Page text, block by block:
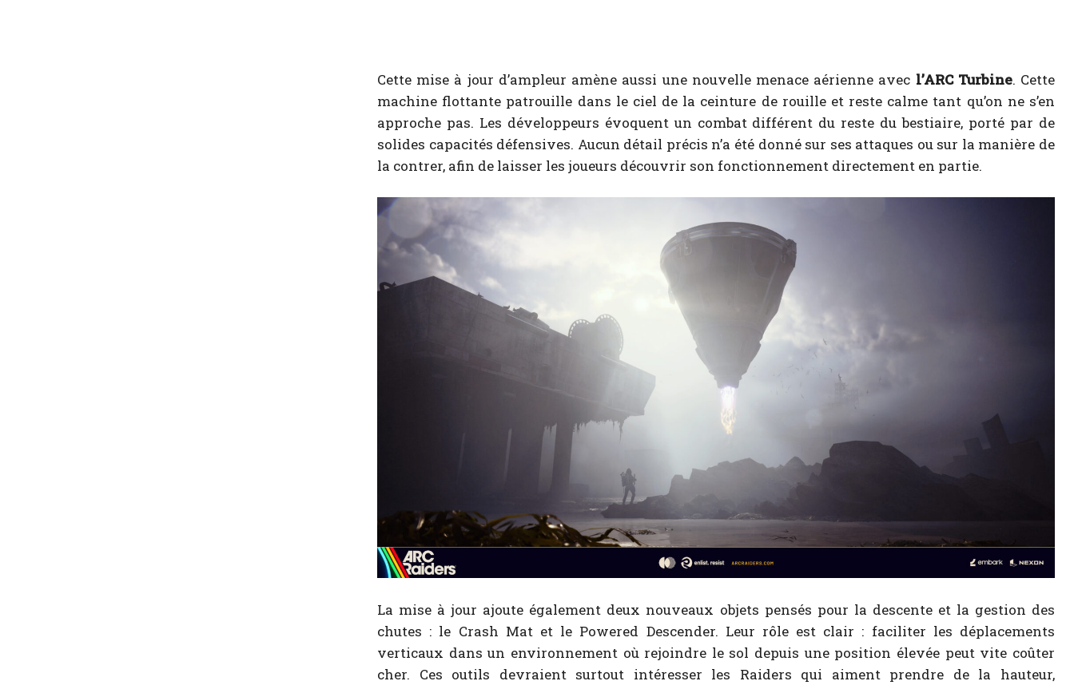
Cette mise à jour d’ampleur amène aussi une nouvelle menace aérienne avec l’ARC Turbine. Cette
machine flottante patrouille dans le ciel de la ceinture de rouille et reste calme tant qu’on ne s’en
approche pas. Les développeurs évoquent un combat différent du reste du bestiaire, porté par de
solides capacités défensives. Aucun détail précis n’a été donné sur ses attaques ou sur la manière de
la contrer, afin de laisser les joueurs découvrir son fonctionnement directement en partie.
La mise à jour ajoute également deux nouveaux objets pensés pour la descente et la gestion des
chutes : le Crash Mat et le Powered Descender. Leur rôle est clair : faciliter les déplacements
verticaux dans un environnement où rejoindre le sol depuis une position élevée peut vite coûter
cher. Ces outils devraient surtout intéresser les Raiders qui aiment prendre de la hauteur,